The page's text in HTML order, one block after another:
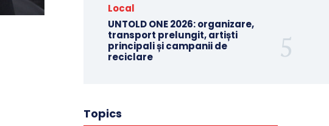
Local
UNTOLD ONE 2026: organizare,
transport prelungit, artiști
principali și campanii de
reciclare
Topics